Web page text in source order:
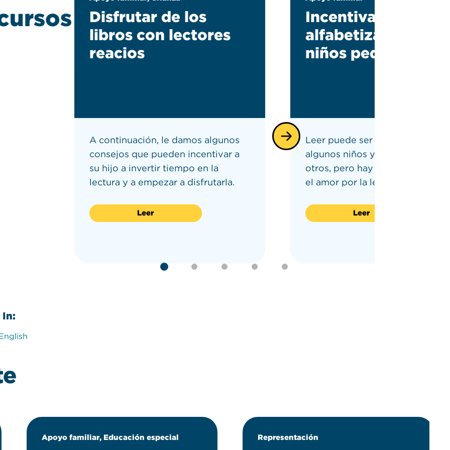
Disfrutar de los
libros con lectores
reacios
A continuación, le damos algunos
consejos que pueden incentivar a
su hijo a invertir tiempo en la
lectura y a empezar a disfrutarla.
Leer
Incentivando la
alfabetización en
niños pequeños
Leer puede ser divertido para
algunos niños y abrumador para
otros, pero hay formas de
el amor por la lectura.
Leer
In:
Apoyo familiar, Educación especial Representación